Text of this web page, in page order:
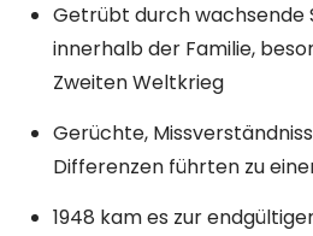
Getrübt durch wachsende
innerhalb der Familie,
Zweiten Weltkrieg
Gerüchte,
Differenzen führten zu
1948 kam es zur